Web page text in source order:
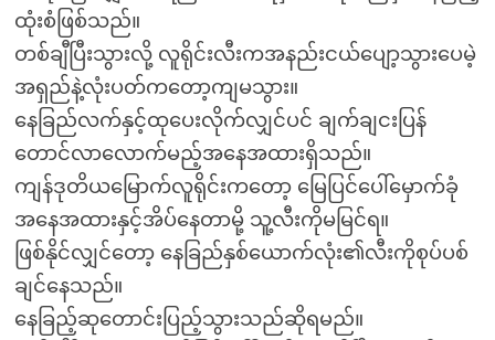
ထုံးစံဖြစ်သည်။
တစ်ချီပြီးသွားလို့ လူရိုင်းလီးကအနည်းငယ်ပျော့သွားပေမဲ့
အရှည်နဲ့လုံးပတ်ကတော့ကျမသွား။
နေခြည်လက်နှင့်ထုပေးလိုက်လျှင်ပင် ချက်ချငးပြန်
တောင်လာလောက်မည့်အနေအထားရှိသည်။
ကျန်ဒုတိယမြောက်လူရိုင်းကတော့ မြေပြင်ပေါ်မှောက်ခုံ
အနေအထားနှင့်အိပ်နေတာမို့ သူ့လီးကိုမမြင်ရ။
ဖြစ်နိုင်လျှင်တော့ နေခြည်နှစ်ယောက်လုံး၏လီးကိုစုပ်ပစ်
ချင်နေသည်။
နေခြည့်ဆုတောင်းပြည့်သွားသည်ဆိုရမည်။